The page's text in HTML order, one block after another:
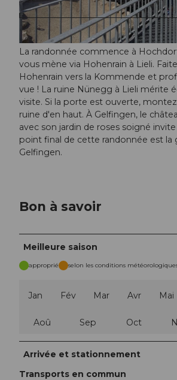
© Seetal Tourismus, Foto: Christian Perret
© Seetal Tourismus, Foto: Beat Brechbühl
La randonnée commence à
vous mène via Hohenrain à Lieli.
Hohenrain vers la Kommende et
vue ! La ruine Nünegg à Lieli mérite
visite. Si la porte est ouverte,
ruine d'en haut. À Gelfingen, le
avec son jardin de roses soigné
point final de cette randonnée est la
Gelfingen.
Bon à savoir
Meilleure saison
approprié selon les conditions
Jan Fév Mar Avr Mai
Aoû Sep Oct
Arrivée et stationnement
Transports en commun